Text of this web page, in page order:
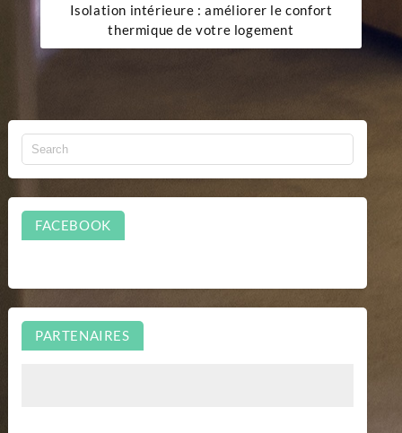
Isolation intérieure : améliorer le confort
thermique de votre logement
FACEBOOK
PARTENAIRES